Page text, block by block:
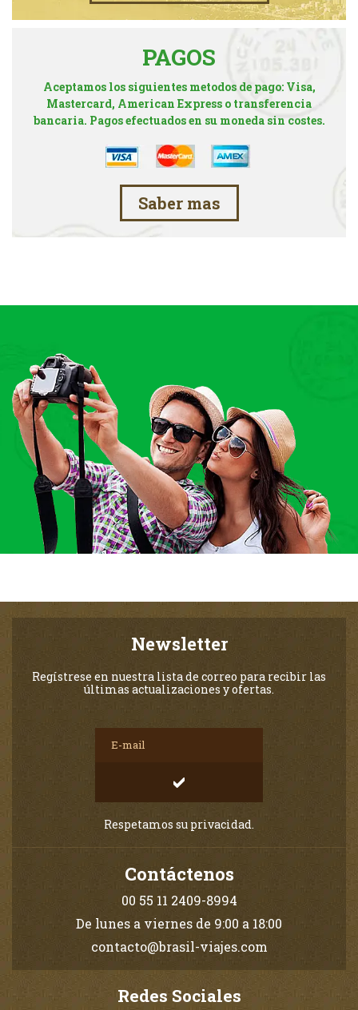
PAGOS
Aceptamos los siguientes metodos de pago: Visa,
Mastercard, American Express o transferencia
bancaria. Pagos efectuados en su moneda sin costes.
Saber mas
Newsletter
Regístrese en nuestra lista de correo para recibir las
últimas actualizaciones y ofertas.
Respetamos su privacidad.
Contáctenos
00 55 11 2409-8994
De lunes a viernes de 9:00 a 18:00
contacto@brasil-viajes.com
Redes Sociales